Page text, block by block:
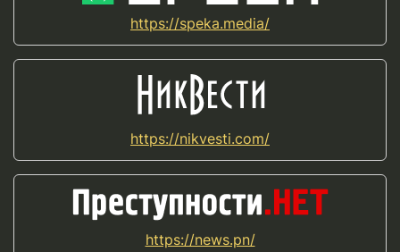
https://speka.media/
https://nikvesti.com/
https://news.pn/